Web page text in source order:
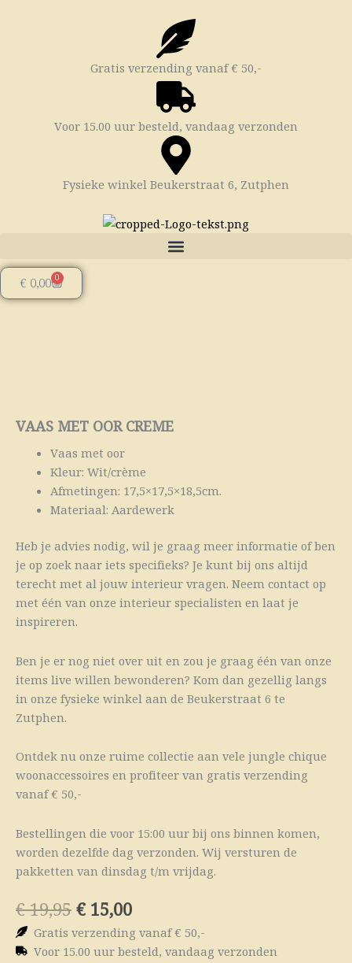
Gratis verzending vanaf € 50,-
Voor 15.00 uur besteld, vandaag verzonden
Fysieke winkel Beukerstraat 6, Zutphen
€ 0,00 0
Winkelwagen
VAAS MET OOR CREME
Vaas met oor
Kleur: Wit/crème
Afmetingen: 17,5×17,5×18,5cm.
Materiaal: Aardewerk
Heb je advies nodig, wil je graag meer informatie of ben
je op zoek naar iets specifieks? Je kunt bij ons altijd
terecht met al jouw interieur vragen. Neem contact op
met één van onze interieur specialisten en laat je
inspireren.
Ben je er nog niet over uit en zou je graag één van onze
items live willen bewonderen? Kom dan gezellig langs
in onze fysieke winkel aan de Beukerstraat 6 te
Zutphen.
Ontdek nu onze ruime collectie aan vele jungle chique
woonaccessoires en profiteer van gratis verzending
vanaf € 50,-
Bestellingen die voor 15:00 uur bij ons binnen komen,
worden dezelfde dag verzonden. Wij versturen de
pakketten van dinsdag t/m vrijdag.
€19,95 Oorspronkelijke
prijs
was:
€ 15,00Huidige
prijs
is:
Gratis verzending vanaf € 50,-
Voor 15.00 uur besteld, vandaag verzonden